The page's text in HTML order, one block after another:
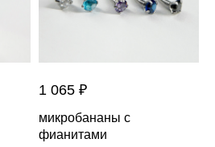
1 065 ₽
микробананы с
фианитами